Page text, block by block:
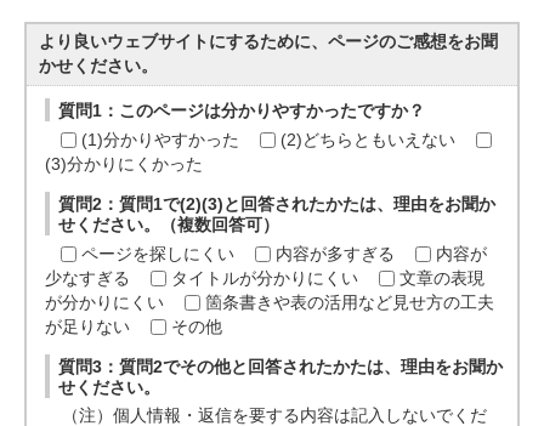
より良いウェブサイトにするために、ページのご感想をお聞
かせください。
質問1：このページは分かりやすかったですか？
(1)分かりやすかった
(2)どちらともいえない
(3)分かりにくかった
質問2：質問1で(2)(3)と回答されたかたは、理由をお聞か
せください。（複数回答可）
ページを探しにくい
内容が多すぎる
内容が
少なすぎる
タイトルが分かりにくい
文章の表現
が分かりにくい
箇条書きや表の活用など見せ方の工夫
が足りない
その他
質問3：質問2でその他と回答されたかたは、理由をお聞か
せください。
（注）個人情報・返信を要する内容は記入しないでくだ